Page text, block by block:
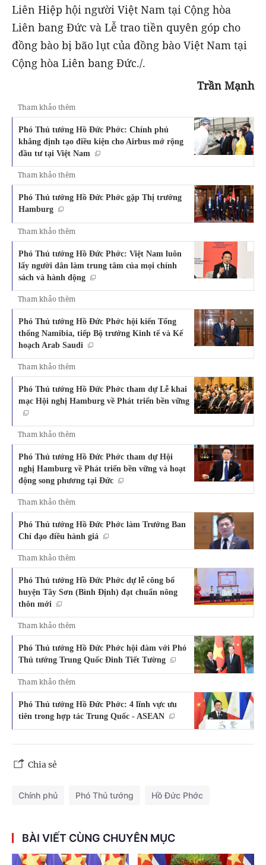
Liên Hiệp hội người Việt Nam tại Cộng hòa
Liên bang Đức và Lễ trao tiền quyên góp cho
đồng bào bị bão lụt của đồng bào Việt Nam tại
Cộng hòa Liên bang Đức./.
Trần Mạnh
Tham khảo thêm
Phó Thủ tướng Hồ Đức Phớc: Chính phủ
khẳng định tạo điều kiện cho Airbus mở rộng
đầu tư tại Việt Nam
Tham khảo thêm
Phó Thủ tướng Hồ Đức Phớc gặp Thị trưởng
Hamburg
Tham khảo thêm
Phó Thủ tướng Hồ Đức Phớc: Việt Nam luôn
lấy người dân làm trung tâm của mọi chính
sách và hành động
Tham khảo thêm
Phó Thủ tướng Hồ Đức Phớc hội kiến Tổng
thống Namibia, tiếp Bộ trưởng Kinh tế và Kế
hoạch Arab Saudi
Tham khảo thêm
Phó Thủ tướng Hồ Đức Phớc tham dự Lễ khai
mạc Hội nghị Hamburg về Phát triển bền vững
Tham khảo thêm
Phó Thủ tướng Hồ Đức Phớc tham dự Hội
nghị Hamburg về Phát triển bền vững và hoạt
động song phương tại Đức
Tham khảo thêm
Phó Thủ tướng Hồ Đức Phớc làm Trưởng Ban
Chỉ đạo điều hành giá
Tham khảo thêm
Phó Thủ tướng Hồ Đức Phớc dự lễ công bố
huyện Tây Sơn (Bình Định) đạt chuẩn nông
thôn mới
Tham khảo thêm
Phó Thủ tướng Hồ Đức Phớc hội đàm với Phó
Thủ tướng Trung Quốc Đinh Tiết Tường
Tham khảo thêm
Phó Thủ tướng Hồ Đức Phớc: 4 lĩnh vực ưu
tiên trong hợp tác Trung Quốc - ASEAN
Chia sẻ
Chính phủ Phó Thủ tướng Hồ Đức Phớc
BÀI VIẾT CÙNG CHUYÊN MỤC